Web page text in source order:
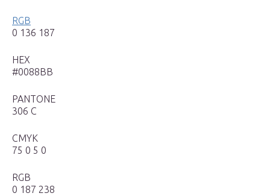
RGB
0 136 187
HEX
#0088BB
PANTONE
306 С
CMYK
75 0 5 0
RGB
0 187 238